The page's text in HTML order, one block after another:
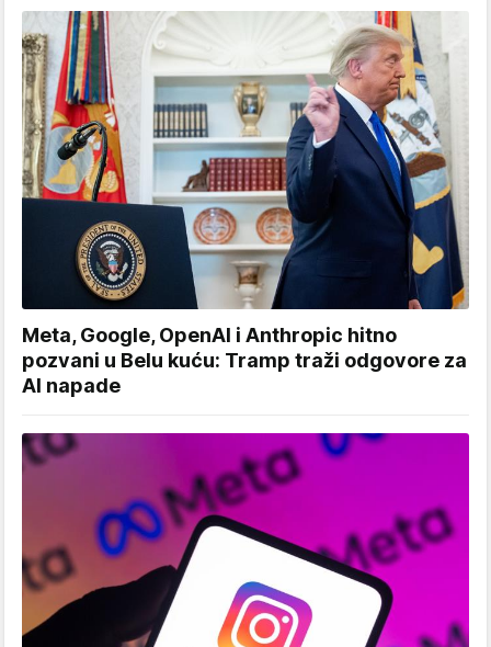
Meta, Google, OpenAI i Anthropic hitno
pozvani u Belu kuću: Tramp traži odgovore za
AI napade